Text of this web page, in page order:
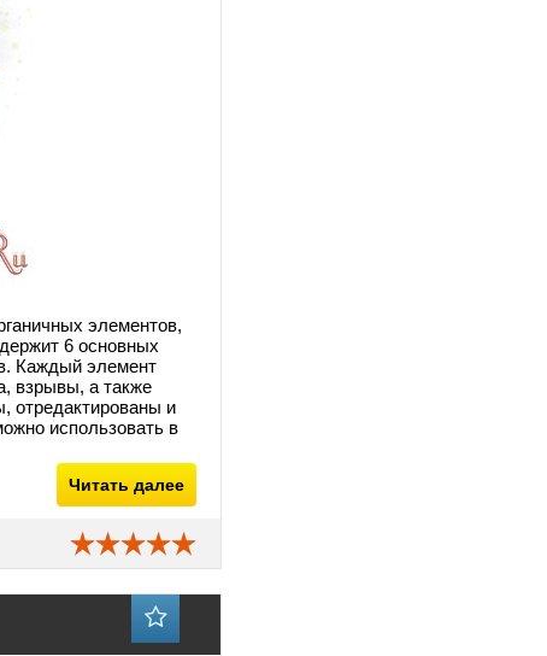
элементов,
6 основных
Каждый элемент
взрывы, а также
отредактированы и
использовать в
Читать далее